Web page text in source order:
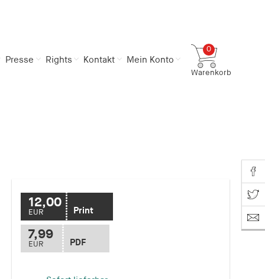
Presse Rights Kontakt Mein Konto
0
Warenkorb
12,00
EUR Print
7,99
EUR PDF
Share
Share on